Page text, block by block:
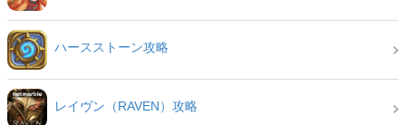
ハースストーン攻略
レイヴン（RAVEN）攻略